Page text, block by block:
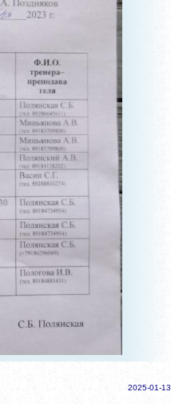
2025-01-13